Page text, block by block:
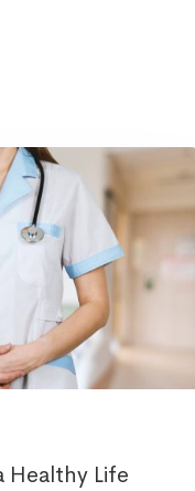
Healthy Life